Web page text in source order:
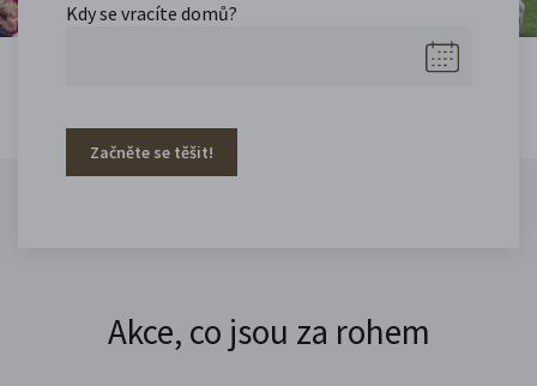
Kdy se vracíte domů?
Začněte se těšit!
Akce, co jsou za rohem